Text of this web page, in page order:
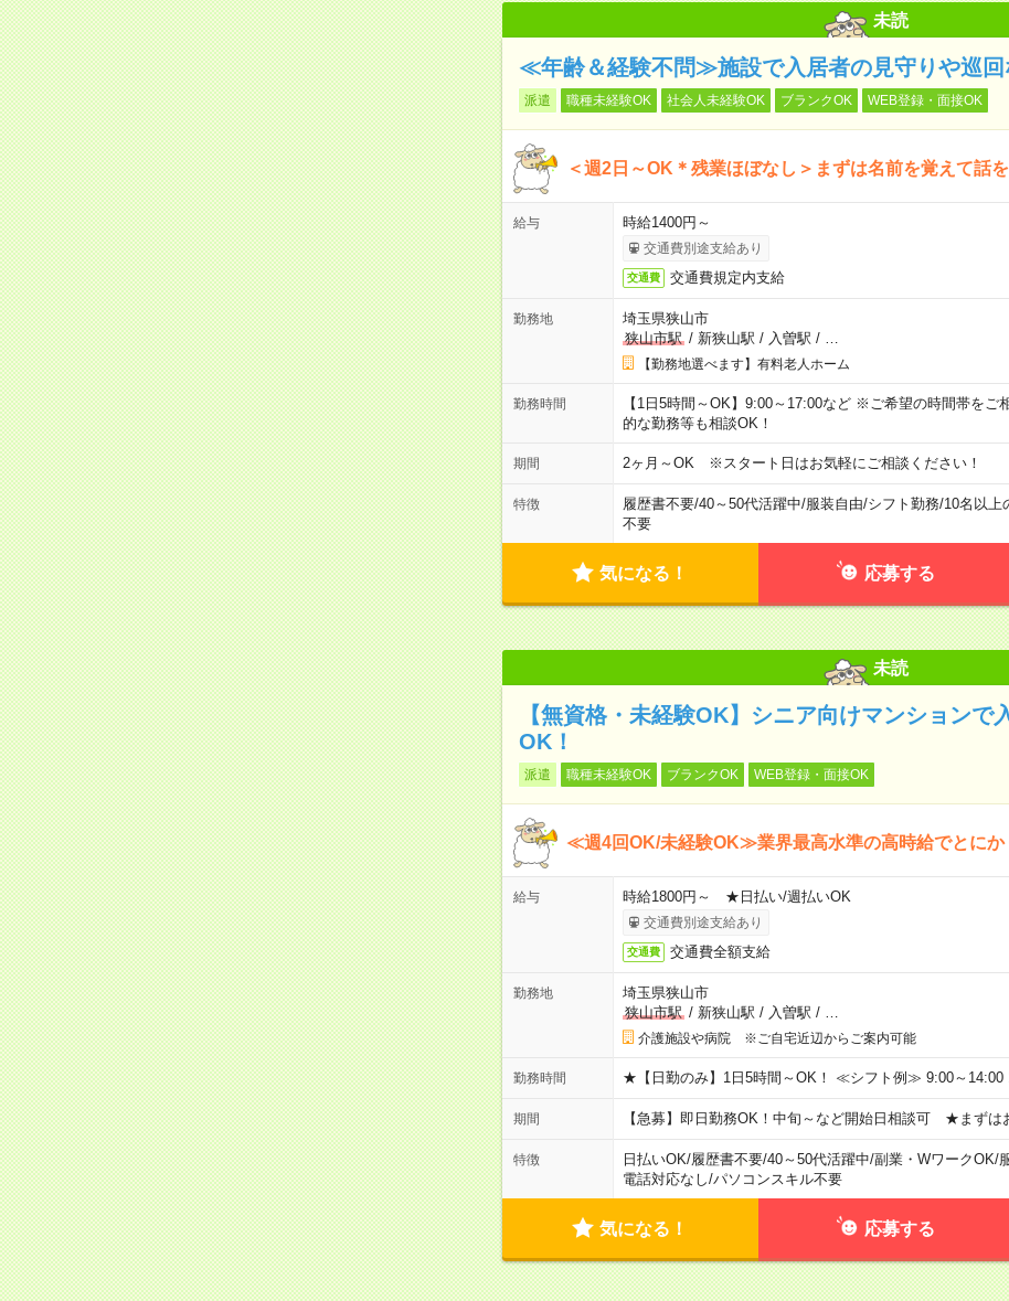
未読
≪年齢＆経験不問≫施設で入居者の見守りや巡回
派遣 職種未経験OK 社会人未経験OK ブランクOK WEB登録・面接OK
＜週2日～OK＊残業ほぼなし＞まずは名前を覚えて話
給与 時給1400円～
交通費別途支給あり
交通費 交通費規定内支給
勤務地
埼玉県狭山市
狭山市駅/ 新狭山駅 / 入曽駅 /
【勤務地選べます】有料老人ホーム
勤務時間
【1日5時間～OK】9:00～17:00など ※ご希望の時間帯を
的な勤務等も相談OK！
期間 2ヶ月～OK ※スタート日はお気軽にご相談ください！
特徴 履歴書不要/40～50代活躍中/服装自由/シフト勤務/10名以上
不要
気になる！ 応募する
未読
【無資格・未経験OK】シニア向けマンションで
OK！
派遣 職種未経験OK ブランクOK WEB登録・面接OK
≪週4回OK/未経験OK≫業界最高水準の高時給でとにか
給与 時給1800円～ ★日払い/週払いOK
交通費別途支給あり
交通費 交通費全額支給
勤務地
埼玉県狭山市
狭山市駅/ 新狭山駅 / 入曽駅 /
介護施設や病院 ※ご自宅近辺からご案内可能
勤務時間 ★【日勤のみ】1日5時間～OK！ ≪シフト例≫ 9:00～
期間 【急募】即日勤務OK！中旬～など開始日相談可 ★まずは
特徴 日払いOK/履歴書不要/40～50代活躍中/副業・WワークOK/
電話対応なし/パソコンスキル不要
気になる！ 応募する